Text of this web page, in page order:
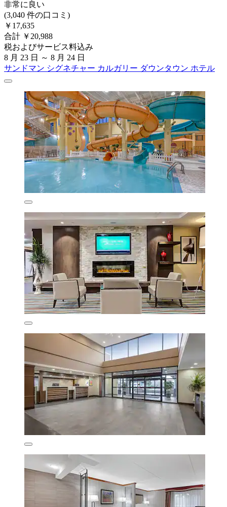
非常に良い
(3,040 件の口コミ)
￥17,635
合計 ￥20,988
税およびサービス料込み
8 月 23 日 ～ 8 月 24 日
サンドマン シグネチャー カルガリー ダウンタウン ホテル